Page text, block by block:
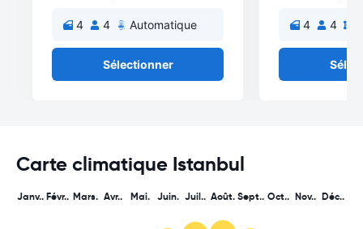
4 4 Automatique
Sélectionner
4 4
Carte climatique Istanbul
Janv.. Févr.. Mars. Avr.. Mai. Juin. Juil.. Août. Sept.. Oct.. Nov.. Déc..